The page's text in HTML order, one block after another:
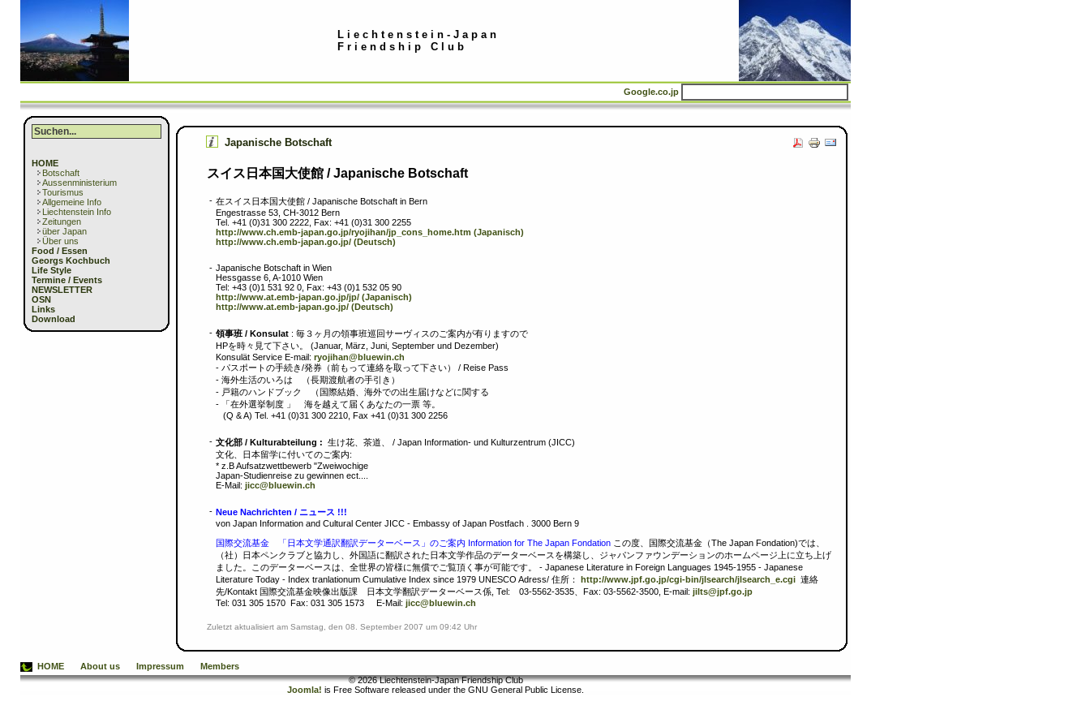
Liechtenstein-Japan
Friendship Club
Google.co.jp
HOME
Botschaft
Aussenministerium
Tourismus
Allgemeine Info
Liechtenstein Info
Zeitungen
über Japan
Über uns
Food / Essen
Georgs Kochbuch
Life Style
Termine / Events
NEWSLETTER
OSN
Links
Download
Japanische Botschaft
スイス日本国大使館 / Japanische Botschaft
- 在スイス日本国大使館 / Japanische Botschaft in Bern
Engestrasse 53, CH-3012 Bern
Tel. +41 (0)31 300 2222, Fax: +41 (0)31 300 2255
http://www.ch.emb-japan.go.jp/ryojihan/jp_cons_home.htm (Japanisch)
http://www.ch.emb-japan.go.jp/ (Deutsch)
- Japanische Botschaft in Wien
Hessgasse 6, A-1010 Wien
Tel: +43 (0)1 531 92 0, Fax: +43 (0)1 532 05 90
http://www.at.emb-japan.go.jp/jp/ (Japanisch)
http://www.at.emb-japan.go.jp/ (Deutsch)
- 領事班 / Konsulat : 毎３ヶ月の領事班巡回サーヴィスのご案内が有りますので
HPを時々見て下さい。 (Januar, März, Juni, September und Dezember)
Konsulät Service E-mail: ryojihan@bluewin.ch
- パスポートの手続き/発券（前もって連絡を取って下さい） / Reise Pass
- 海外生活のいろは （長期渡航者の手引き）
- 戸籍のハンドブック （国際結婚、海外での出生届けなどに関する
- 「在外選挙制度 」 海を越えて届くあなたの一票 等。
(Q & A) Tel. +41 (0)31 300 2210, Fax +41 (0)31 300 2256
- 文化部 / Kulturabteilung : 生け花、茶道、 / Japan Information- und Kulturzentrum (JICC)
文化、日本留学に付いてのご案内:
* z.B Aufsatzwettbewerb "Zweiwochige
Japan-Studienreise zu gewinnen ect....
E-Mail: jicc@bluewin.ch
- Neue Nachrichten / ニュース !!!
von Japan Information and Cultural Center JICC - Embassy of Japan Postfach . 3000 Bern 9
国際交流基金 「日本文学通訳翻訳データーベース」のご案内 Information for The Japan Fondation この度、国際交流基金（The Japan Fondation)では、
（社）日本ペンクラブと協力し、外国語に翻訳された日本文学作品のデーターベースを構築し、ジャパンファウンデーションのホームページ上に立ち上げ
ました。このデーターベースは、全世界の皆様に無償でご覧頂く事が可能です。 - Japanese Literature in Foreign Languages 1945-1955 - Japanese
Literature Today - Index tranlationum Cumulative Index since 1979 UNESCO Adress/ 住所：
http://www.jpf.go.jp/cgi-bin/jlsearch/jlsearch_e.cgi 連絡
先/Kontakt 国際交流基金映像出版課 日本文学翻訳データーベース係, Tel: 03-5562‐3535、Fax: 03-5562-3500, E-mail: jilts@jpf.go.jp
Tel: 031 305 1570 Fax: 031 305 1573 E-Mail: jicc@bluewin.ch
Zuletzt aktualisiert am Samstag, den 08. September 2007 um 09:42 Uhr
HOME About us Impressum
Members
© 2026 Liechtenstein-Japan Friendship Club
Joomla! is Free Software released under the GNU General Public License.